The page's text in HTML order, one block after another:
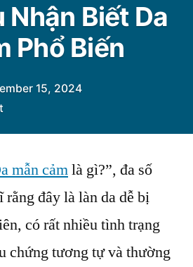
Nhận Biết Da
Phổ Biến
15, 2024
on
Nhận
Da
Mẫn
Cảm
mẫn cảmlà gì?”, đa số
rằng đây là làn da dễ bị
có rất nhiều tình trạng
chứng tương tự và thường